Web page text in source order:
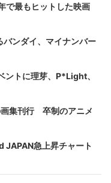
で最もヒットした映画
バンダイ、マイナンバー
トに理芽、P*Light、
集刊行 卒制のアニメ
JAPAN急上昇チャート